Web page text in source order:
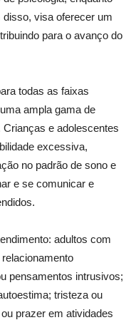
visa oferecer um
para o avanço do
todas as faixas
ampla gama de
e adolescentes
excessiva,
no padrão de sono e
e se comunicar e
adultos com
pensamentos intrusivos;
tristeza ou
prazer em atividades